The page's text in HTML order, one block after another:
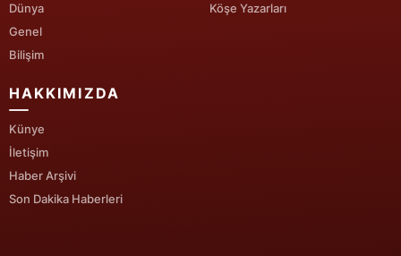
Dünya
Genel
Bilişim
Köşe Yazarları
HAKKIMIZDA
Künye
İletişim
Haber Arşivi
Son Dakika Haberleri